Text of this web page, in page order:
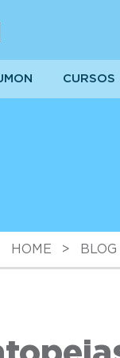
CURSOS
HOME > BLOG